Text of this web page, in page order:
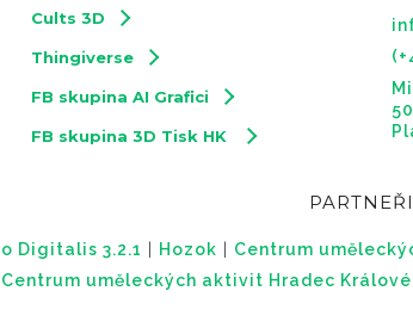
Cults 3D
Thingiverse
FB skupina AI Grafici
FB skupina 3D Tisk HK
PARTNEŘI
Digitalis 3.2.1 Hozok Centrum
Centrum uměleckých aktivit Hradec Králové